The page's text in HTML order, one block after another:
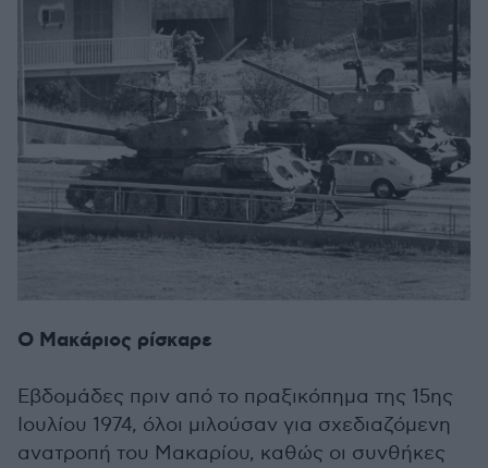
Ο Μακάριος ρίσκαρε
Εβδομάδες πριν από το πραξικόπημα της 15ης
Ιουλίου 1974, όλοι μιλούσαν για σχεδιαζόμενη
ανατροπή του Μακαρίου, καθώς οι συνθήκες